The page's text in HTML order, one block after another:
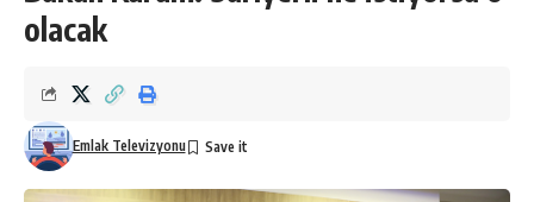
olacak
Emlak Televizyonu